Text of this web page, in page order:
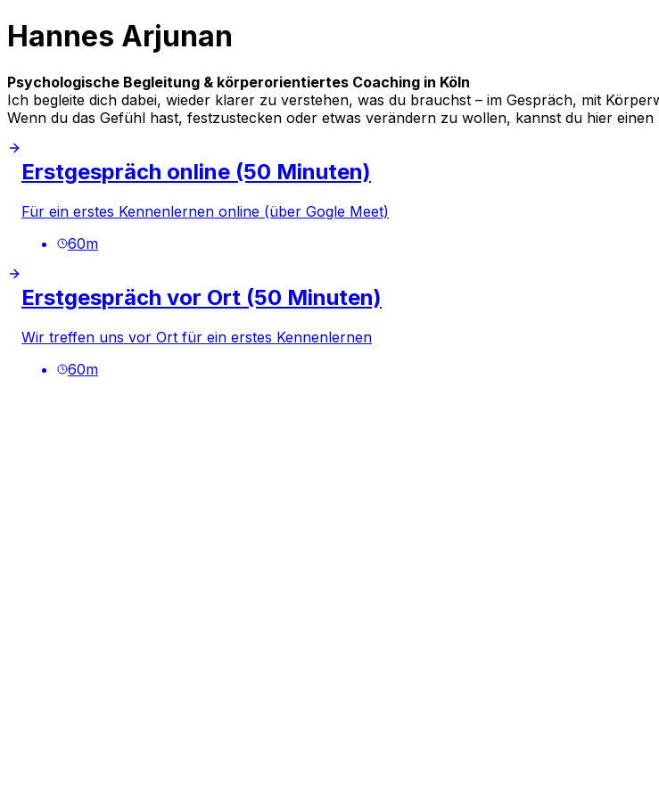
Hannes Arjunan
Psychologische Begleitung & körperorientiertes Coaching in Köln
Ich begleite dich dabei, wieder klarer zu verstehen, was du brauchst – im Gespräch, mit
Wenn du das Gefühl hast, festzustecken oder etwas verändern zu wollen, kannst du hier
Erstgespräch online (50 Minuten)
Für ein erstes Kennenlernen online (über Gogle Meet)
60m
Erstgespräch vor Ort (50 Minuten)
Wir treffen uns vor Ort für ein erstes Kennenlernen
60m